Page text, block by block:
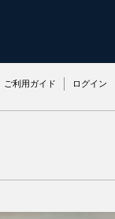
ご利用ガイド ログイン